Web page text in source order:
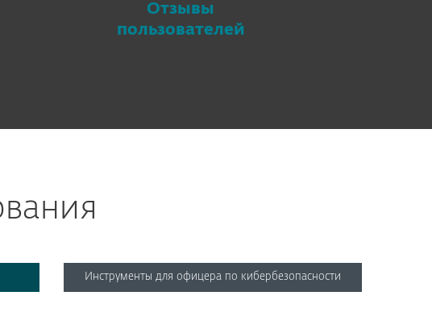
Отзывы
пользователей
Инструменты для офицера по кибербезопасности